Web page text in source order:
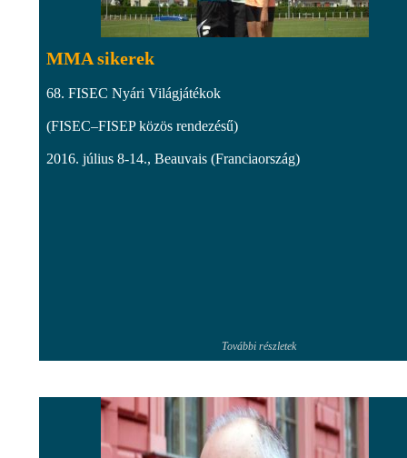
MMA sikerek
68. FISEC Nyári Világjátékok
(FISEC–FISEP közös rendezésű)
2016. július 8-14., Beauvais (Franciaország)
További részletek